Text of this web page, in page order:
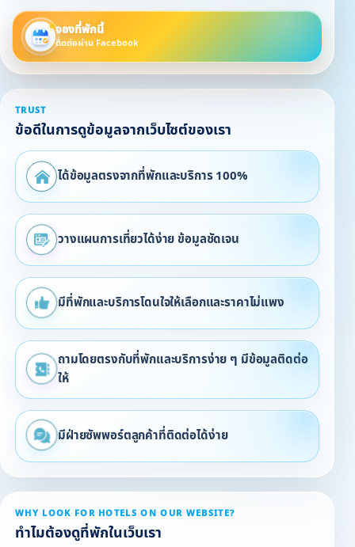
จองที่พักนี้
ติดต่อผ่าน Facebook
TRUST
ข้อดีในการดูข้อมูลจากเว็บไซต์ของเรา
ได้ข้อมูลตรงจากที่พักและบริการ 100%
วางแผนการเที่ยวได้ง่าย ข้อมูลชัดเจน
มีที่พักและบริการโดนใจให้เลือกและราคาไม่แพง
ถามโดยตรงกับที่พักและบริการง่าย ๆ มีข้อมูลติดต่อ
ให้
มีฝ่ายซัพพอร์ตลูกค้าที่ติดต่อได้ง่าย
WHY LOOK FOR HOTELS ON OUR WEBSITE?
ทำไมต้องดูที่พักในเว็บเรา